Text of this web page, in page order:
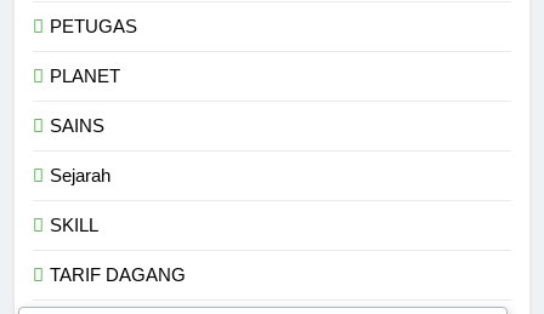
PETUGAS
PLANET
SAINS
Sejarah
SKILL
TARIF DAGANG